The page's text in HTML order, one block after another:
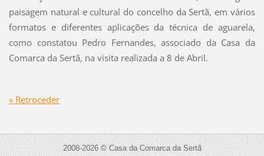
paisagem natural e cultural do concelho da Sertã, em vários
formatos e diferentes aplicações da técnica de aguarela,
como constatou Pedro Fernandes, associado da Casa da
Comarca da Sertã, na visita realizada a 8 de Abril.
« Retroceder
2008-2026 © Casa da Comarca da Sertã